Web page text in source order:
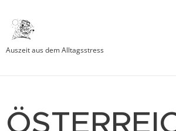
Auszeit aus dem Alltagsstress